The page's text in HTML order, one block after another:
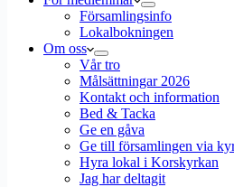
Församlingsinfo
Lokalbokningen
Om oss
Vår tro
Målsättningar 2026
Kontakt och information
Bed & Tacka
Ge en gåva
Ge till församlingen via
Hyra lokal i Korskyrkan
Jag har deltagit